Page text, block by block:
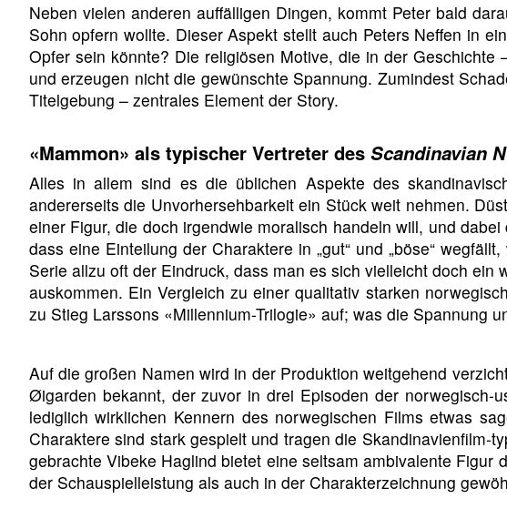
Neben vielen anderen auffälligen Dingen, kommt Peter bald
Sohn opfern wollte. Dieser Aspekt stellt auch Peters Neffen in
Opfer sein könnte? Die religiösen Motive, die in der
und erzeugen nicht die gewünschte Spannung. Zumindest
Titelgebung – zentrales Element der Story.
«Mammon» als typischer Vertreter des Scandinavian
Alles in allem sind es die üblichen Aspekte des
andererseits die Unvorhersehbarkeit ein Stück weit nehmen.
einer Figur, die doch irgendwie moralisch handeln will, und
dass eine Einteilung der Charaktere in „gut“ und „böse“
Serie allzu oft der Eindruck, dass man es sich vielleicht doch
auskommen. Ein Vergleich zu einer qualitativ starken
zu Stieg Larssons «Millennium-Trilogie» auf; was die Spannung
Auf die großen Namen wird in der Produktion weitgehend
Øigarden bekannt, der zuvor in drei Episoden der norwegisch-
lediglich wirklichen Kennern des norwegischen Films etwas
Charaktere sind stark gespielt und tragen die
gebrachte Vibeke Haglind bietet eine seltsam ambivalente
der Schauspielleistung als auch in der Charakterzeichnung